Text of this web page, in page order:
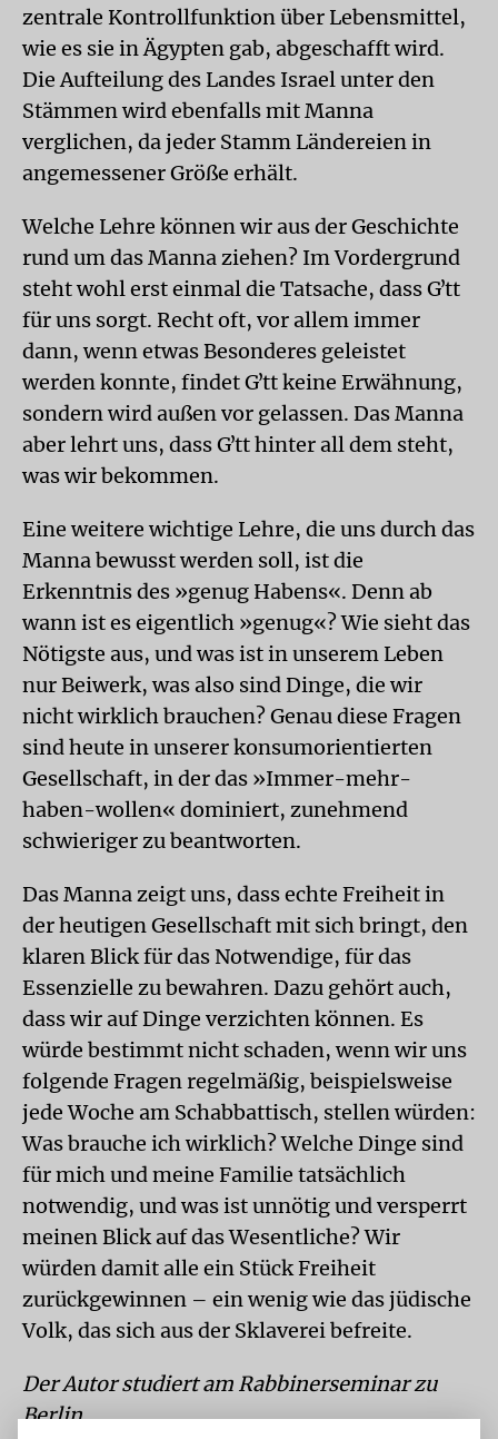
zentrale Kontrollfunktion über Lebensmittel,
wie es sie in Ägypten gab, abgeschafft wird.
Die Aufteilung des Landes Israel unter den
Stämmen wird ebenfalls mit Manna
verglichen, da jeder Stamm Ländereien in
angemessener Größe erhält.
Welche Lehre können wir aus der Geschichte
rund um das Manna ziehen? Im Vordergrund
steht wohl erst einmal die Tatsache, dass Gʼtt
für uns sorgt. Recht oft, vor allem immer
dann, wenn etwas Besonderes geleistet
werden konnte, findet Gʼtt keine Erwähnung,
sondern wird außen vor gelassen. Das Manna
aber lehrt uns, dass Gʼtt hinter all dem steht,
was wir bekommen.
Eine weitere wichtige Lehre, die uns durch das
Manna bewusst werden soll, ist die
Erkenntnis des »genug Habens«. Denn ab
wann ist es eigentlich »genug«? Wie sieht das
Nötigste aus, und was ist in unserem Leben
nur Beiwerk, was also sind Dinge, die wir
nicht wirklich brauchen? Genau diese Fragen
sind heute in unserer konsumorientierten
Gesellschaft, in der das »Immer-mehr-
haben-wollen« dominiert, zunehmend
schwieriger zu beantworten.
Das Manna zeigt uns, dass echte Freiheit in
der heutigen Gesellschaft mit sich bringt, den
klaren Blick für das Notwendige, für das
Essenzielle zu bewahren. Dazu gehört auch,
dass wir auf Dinge verzichten können. Es
würde bestimmt nicht schaden, wenn wir uns
folgende Fragen regelmäßig, beispielsweise
jede Woche am Schabbattisch, stellen würden:
Was brauche ich wirklich? Welche Dinge sind
für mich und meine Familie tatsächlich
notwendig, und was ist unnötig und versperrt
meinen Blick auf das Wesentliche? Wir
würden damit alle ein Stück Freiheit
zurückgewinnen – ein wenig wie das jüdische
Volk, das sich aus der Sklaverei befreite.
Der Autor studiert am Rabbinerseminar zu
Berlin.